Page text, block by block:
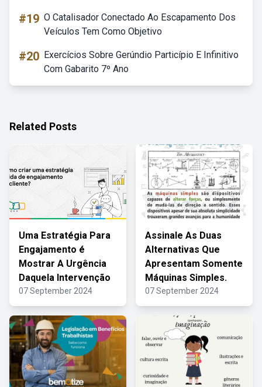
#19 O Catalisador Conectado Ao Escapamento Dos
Veículos Tem Como Objetivo
#20 Exercícios Sobre Gerúndio Particípio E Infinitivo
Com Gabarito 7º Ano
Related Posts
Uma Estratégia Para
Engajamento é
Mostrar A Urgência
Daquela Intervenção
07 September 2024
Assinale As Duas
Alternativas Que
Apresentam Somente
Máquinas Simples.
07 September 2024